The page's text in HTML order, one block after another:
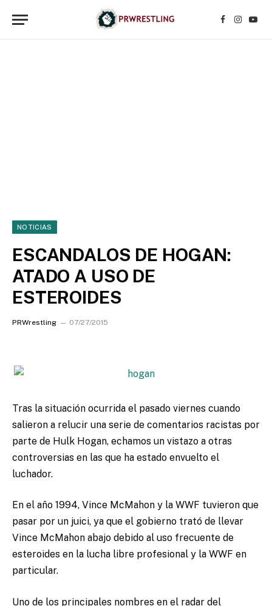
Facebook
NOTICIAS
ESCANDALOS DE HOGAN:
ATADO A USO DE
ESTEROIDES
PRWrestling 07/27/2015
Tras la situación ocurrida el pasado viernes cuando
salieron a relucir una serie de comentarios racistas por
parte de Hulk Hogan, echamos un vistazo a otras
controversias en las que ha estado envuelto el
luchador.
En el año 1994, Vince McMahon y la WWF tuvieron que
pasar por un juici, ya que el gobierno trató de llevar
Vince McMahon abajo debido al uso frecuente de
esteroides en la lucha libre profesional y la WWF en
particular.
Uno de los principales nombres en el radar del